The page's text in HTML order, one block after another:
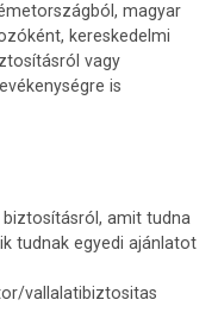
magyar
kereskedelmi
vagy
is
amit tudna
tudnak egyedi ajánlatot
vallalatibiztositas